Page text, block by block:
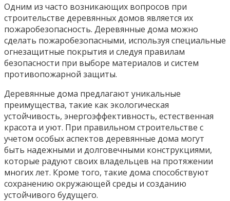
Одним из часто возникающих вопросов при
строительстве деревянных домов является их
пожаробезопасность. Деревянные дома можно
сделать пожаробезопасными, используя специальные
огнезащитные покрытия и следуя правилам
безопасности при выборе материалов и систем
противопожарной защиты.
Деревянные дома предлагают уникальные
преимущества, такие как экологическая
устойчивость, энергоэффективность, естественная
красота и уют. При правильном строительстве с
учетом особых аспектов деревянные дома могут
быть надежными и долговечными конструкциями,
которые радуют своих владельцев на протяжении
многих лет. Кроме того, такие дома способствуют
сохранению окружающей среды и созданию
устойчивого будущего.